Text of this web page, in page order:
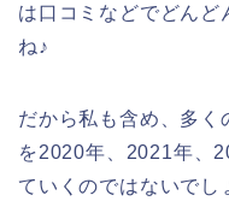
は口コミなどでどんど
ね♪
だから私も含め、多
を2020年、2021年、
ていくのではないでし